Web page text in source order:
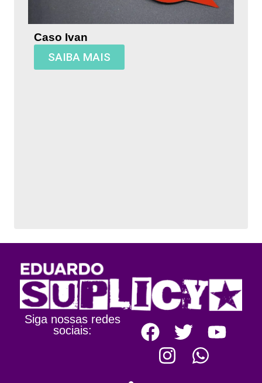
Caso Ivan
SAIBA MAIS
Siga nossas redes
sociais: